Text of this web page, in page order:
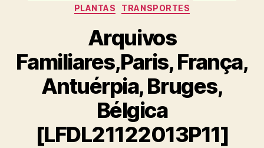
PLANTAS
TRANSPORTES
Arquivos
Familiares,Paris, França,
Antuérpia, Bruges,
Bélgica
[LFDL21122013P11]